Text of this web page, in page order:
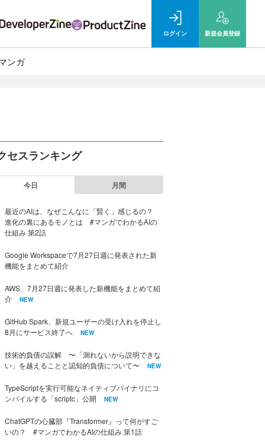
ログイン 新規会員登録
ンガ
セスランキング
今日 月間
最近のAIは、なぜこんなに「賢く」感じるの？
進化の裏にあるモノとは #マンガでわかるAIの
仕組み 第2話
Google Workspaceで7月27日週に発表された新
機能をまとめて紹介
AWS、7月27日週に発表した新機能をまとめて紹
介
NEW
GitHub Spark、新規ユーザーの受け入れを停止し
8月にサービス終了へ
NEW
技術的負債の誤解 〜「測れないから説明できな
い」を越えることと認知的負債について〜
NEW
TypeScriptを実行可能なネイティブバイナリにコ
ンパイルする「scriptc」公開
NEW
ChatGPTの心臓部『Transformer』って何がすご
いの？ #マンガでわかるAIの仕組み 第1話